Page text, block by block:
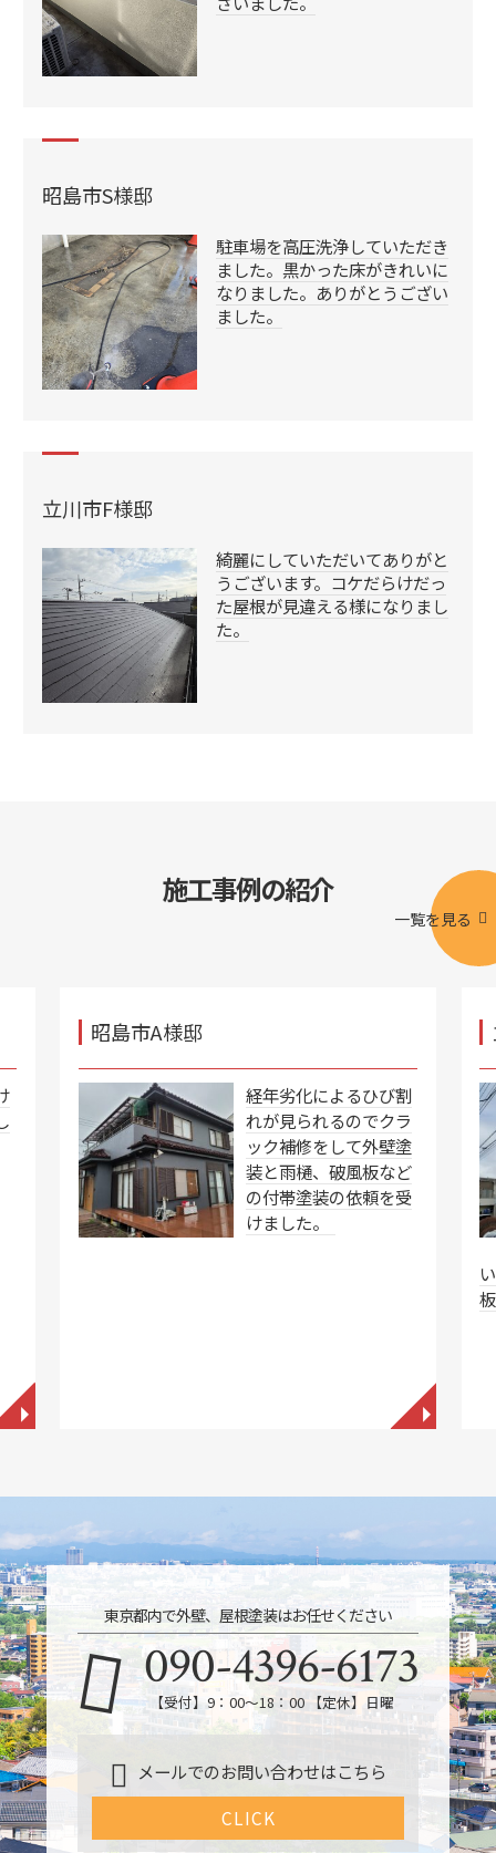
昭島市S様邸
駐車場を高圧洗浄していただき
ました。黒かった床がきれいに
なりました。ありがとうござい
ました。
立川市F様邸
綺麗にしていただいてありがと
うございます。コケだらけだっ
た屋根が見違える様になりまし
た。
施工事例の紹介
一覧を見る
◥
昭島市A様邸
経年劣化によるひび割
れが見られるのでクラ
ック補修をして外壁塗
装と雨樋、破風板など
の付帯塗装の依頼を受
けました。
◥
東京都内で外壁、屋根塗装はお任せください
090-4396-6173
【受付】9：00～18：00 【定休】日曜
メールでのお問い合わせはこちら
CLICK